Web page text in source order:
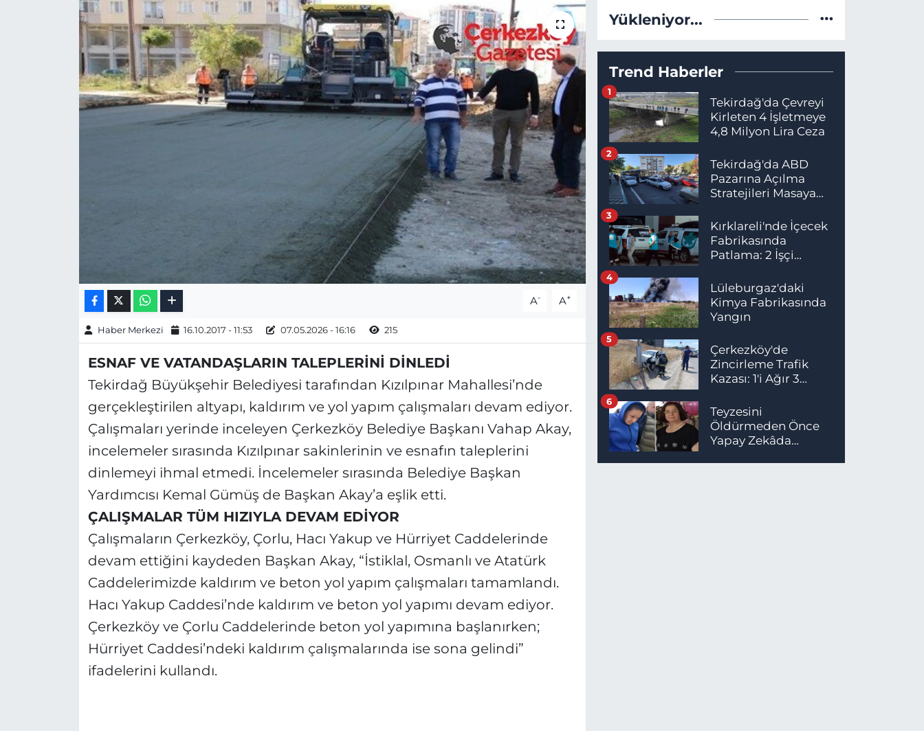
A- A+
Haber Merkezi 16.10.2017 - 11:53 07.05.2026 - 16:16 215
ESNAF VE VATANDAŞLARIN TALEPLERİNİ DİNLEDİ
Tekirdağ Büyükşehir Belediyesi tarafından Kızılpınar Mahallesi’nde
gerçekleştirilen altyapı, kaldırım ve yol yapım çalışmaları devam ediyor.
Çalışmaları yerinde inceleyen Çerkezköy Belediye Başkanı Vahap Akay,
incelemeler sırasında Kızılpınar sakinlerinin ve esnafın taleplerini
dinlemeyi ihmal etmedi. İncelemeler sırasında Belediye Başkan
Yardımcısı Kemal Gümüş de Başkan Akay’a eşlik etti.
ÇALIŞMALAR TÜM HIZIYLA DEVAM EDİYOR
Çalışmaların Çerkezköy, Çorlu, Hacı Yakup ve Hürriyet Caddelerinde
devam ettiğini kaydeden Başkan Akay, “İstiklal, Osmanlı ve Atatürk
Caddelerimizde kaldırım ve beton yol yapım çalışmaları tamamlandı.
Hacı Yakup Caddesi’nde kaldırım ve beton yol yapımı devam ediyor.
Çerkezköy ve Çorlu Caddelerinde beton yol yapımına başlanırken;
Hürriyet Caddesi’ndeki kaldırım çalışmalarında ise sona gelindi”
ifadelerini kullandı.
Yükleniyor...
Trend Haberler
Tekirdağ'da Çevreyi
Kirleten 4 İşletmeye
4,8 Milyon Lira Ceza
1
Tekirdağ'da ABD
Pazarına Açılma
Stratejileri Masaya
2
Kırklareli'nde İçecek
Fabrikasında
Patlama: 2 İşçi
3
Lüleburgaz'daki
Kimya Fabrikasında
Yangın
4
Çerkezköy'de
Zincirleme Trafik
Kazası: 1'i Ağır 3
5
Teyzesini
Öldürmeden Önce
Yapay Zekâda
6
Gizlilik Sözleşmesi
İletişim
Künye